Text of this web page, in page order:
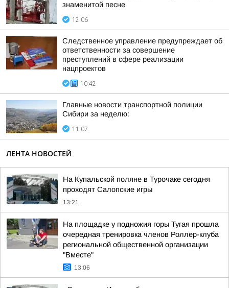
знаменитой песне
12:06
Следственное управление предупреждает об
ответственности за совершение
преступлений в сфере реализации
нацпроектов
10:42
Главные новости транспортной полиции
Сибири за неделю:
11:07
ЛЕНТА НОВОСТЕЙ
На Купальской поляне в Турочаке сегодня
проходят Салопские игры
13:21
На площадке у подножия горы Тугая прошла
очередная тренировка членов Роллер-клуба
региональной общественной организации
"Вместе"
13:06